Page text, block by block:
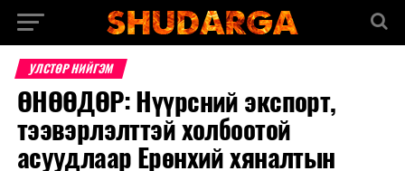
УЛСТӨР НИЙГЭМ
ӨНӨӨДӨР: Нүүрсний экспорт,
тээвэрлэлттэй холбоотой
асуудлаар Ерөнхий хяналтын